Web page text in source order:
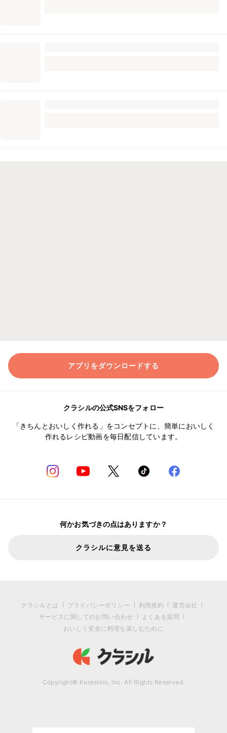
アプリをダウンロードする
クラシルの公式SNSをフォロー
「きちんとおいしく作れる」をコンセプトに、簡単においしく
作れるレシピ動画を毎日配信しています。
何かお気づきの点はありますか？
クラシルに意見を送る
クラシルとは プライバシーポリシー 利用規約
運営会社
サービスに関してのお問い合わせ
よくある質問
おいしく安全に料理を楽しむために
Copyright© Kurashiru, Inc. All Rights Reserved.